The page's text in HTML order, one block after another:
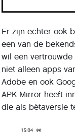
Er zijn echter ook
een van de
wil een vertrouwde
niet alleen apps
Adobe en ook
APK Mirror heeft
die als bètaversie